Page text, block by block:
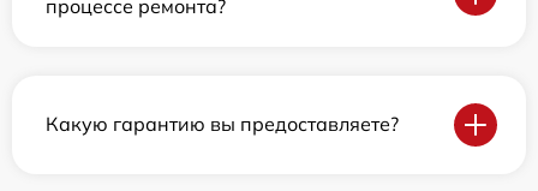
процессе ремонта?
Какую гарантию вы предоставляете?